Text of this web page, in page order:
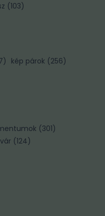
(103)
) kép párok (256)
(301)
(124)